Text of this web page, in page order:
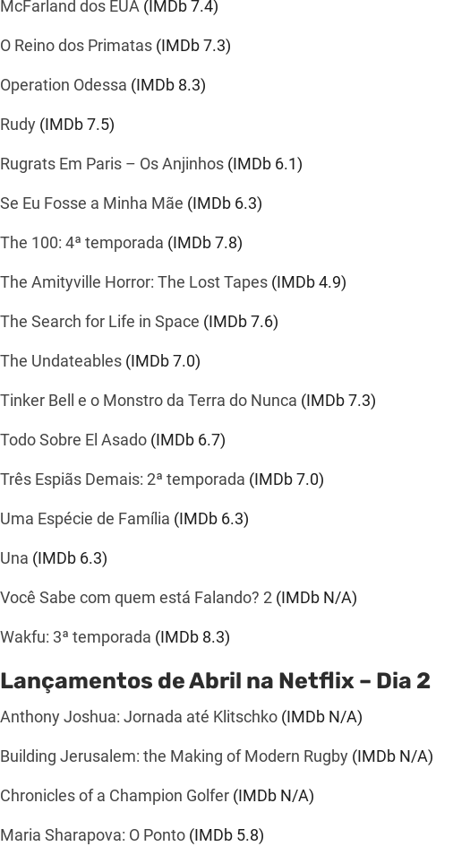
McFarland dos EUA (IMDb7.4)
O Reino dos Primatas (IMDb7.3)
Operation Odessa (IMDb 8.3)
Rudy (IMDb7.5)
Rugrats Em Paris – Os Anjinhos (IMDb 6.1)
Se Eu Fosse a Minha Mãe (IMDb 6.3)
The 100: 4ª temporada (IMDb7.8)
The Amityville Horror: The Lost Tapes (IMDb4.9)
The Search for Life in Space (IMDb7.6)
The Undateables (IMDb7.0)
Tinker Bell e o Monstro da Terra do Nunca (IMDb7.3)
Todo Sobre El Asado (IMDb 6.7)
Três Espiãs Demais: 2ª temporada (IMDb7.0)
Uma Espécie de Família (IMDb 6.3)
Una (IMDb 6.3)
Você Sabe com quem está Falando? 2 (IMDb N/A)
Wakfu: 3ª temporada (IMDb 8.3)
Lançamentos de Abril na Netflix – Dia 2
Anthony Joshua: Jornada até Klitschko (IMDb N/A)
Building Jerusalem: the Making of Modern Rugby (IMDb N/A)
Chronicles of a Champion Golfer (IMDb N/A)
Maria Sharapova: O Ponto (IMDb 5.8)